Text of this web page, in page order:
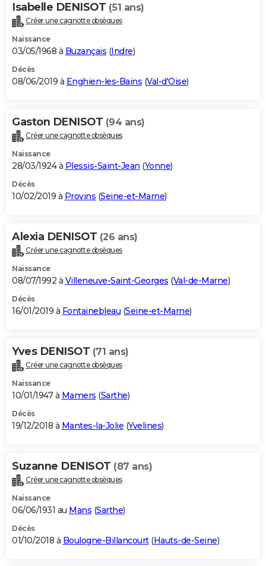
Isabelle DENISOT (51 ans)
Créer une cagnotte obsèques
Naissance
03/05/1968 à Buzançais (Indre)
Décès
08/06/2019 à Enghien-les-Bains (Val-d'Oise)
Gaston DENISOT (94 ans)
Créer une cagnotte obsèques
Naissance
28/03/1924 à Plessis-Saint-Jean (Yonne)
Décès
10/02/2019 à Provins (Seine-et-Marne)
Alexia DENISOT (26 ans)
Créer une cagnotte obsèques
Naissance
08/07/1992 à Villeneuve-Saint-Georges (Val-de-Marne)
Décès
16/01/2019 à Fontainebleau (Seine-et-Marne)
Yves DENISOT (71 ans)
Créer une cagnotte obsèques
Naissance
10/01/1947 à Mamers (Sarthe)
Décès
19/12/2018 à Mantes-la-Jolie (Yvelines)
Suzanne DENISOT (87 ans)
Créer une cagnotte obsèques
Naissance
06/06/1931 au Mans (Sarthe)
Décès
01/10/2018 à Boulogne-Billancourt(Hauts-de-Seine)